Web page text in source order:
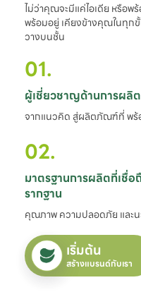
ไม่ว่าคุณจะมีแค่ไอเดีย หรือพ
พร้อมอยู่ เคียงข้างคุณในทุ
วางบนชั้น
01.
ผู้เชี่ยวชาญด้านการผลิ
จากแนวคิด สู่ผลิตภัณฑ์ที่ พร้
02.
มาตรฐานการผลิตที่เชื่อ
รากฐาน
คุณภาพ ความปลอดภัย แล
เริ่มต้น
สร้างแบรนด์กับเรา